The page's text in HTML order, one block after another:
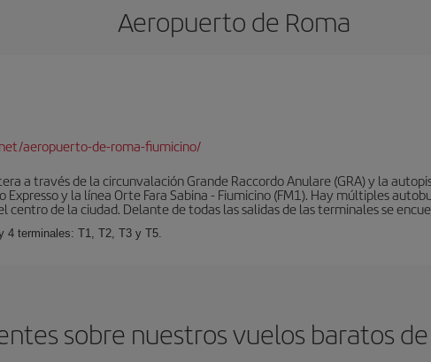
Aeropuerto de Roma
aeropuerto-de-roma-fiumicino/
a través de la circunvalación Grande Raccordo Anulare (GRA) y la
y la línea Orte Fara Sabina - Fiumicino (FM1). Hay múltiples
centro de la ciudad. Delante de todas las salidas de las terminales se
4 terminales: T1, T2, T3 y T5.
sobre nuestros vuelos baratos